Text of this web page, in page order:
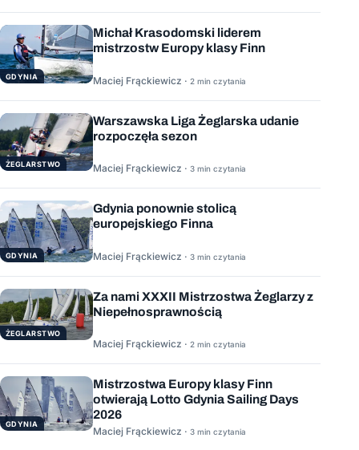
GDYNIA
Michał Krasodomski liderem
mistrzostw Europy klasy Finn
Maciej Frąckiewicz · 2 min czytania
ŻEGLARSTWO
Warszawska Liga Żeglarska udanie
rozpoczęła sezon
Maciej Frąckiewicz · 3 min czytania
GDYNIA
Gdynia ponownie stolicą
europejskiego Finna
Maciej Frąckiewicz · 3 min czytania
ŻEGLARSTWO
Za nami XXXII Mistrzostwa Żeglarzy z
Niepełnosprawnością
Maciej Frąckiewicz · 2 min czytania
GDYNIA
Mistrzostwa Europy klasy Finn
otwierają Lotto Gdynia Sailing Days
2026
Maciej Frąckiewicz · 3 min czytania